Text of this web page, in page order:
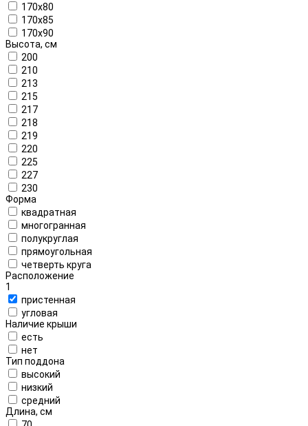
170x80
170x85
170x90
Высота, см
200
210
213
215
217
218
219
220
225
227
230
Форма
квадратная
многогранная
полукруглая
прямоугольная
четверть круга
Расположение
1
пристенная
угловая
Наличие крыши
есть
нет
Тип поддона
высокий
низкий
средний
Длина, см